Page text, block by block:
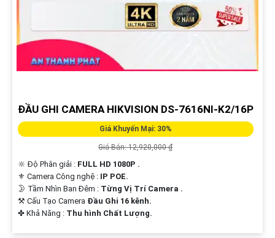
ĐẦU GHI CAMERA HIKVISION DS-7616NI-K2/16P
Giá Khuyến Mại: 30%
Giá Bán: 12,920,000 ₫
🔆 Độ Phân giải : FULL HD 1080P .
⚜️ Camera Công nghệ : IP POE.
🌛 Tầm Nhìn Ban Đêm : Từng Vị Trí Camera .
⚒ Cấu Tạo Camera Đầu Ghi 16 kênh.
️✤ Khả Năng : Thu hình Chất Lượng.